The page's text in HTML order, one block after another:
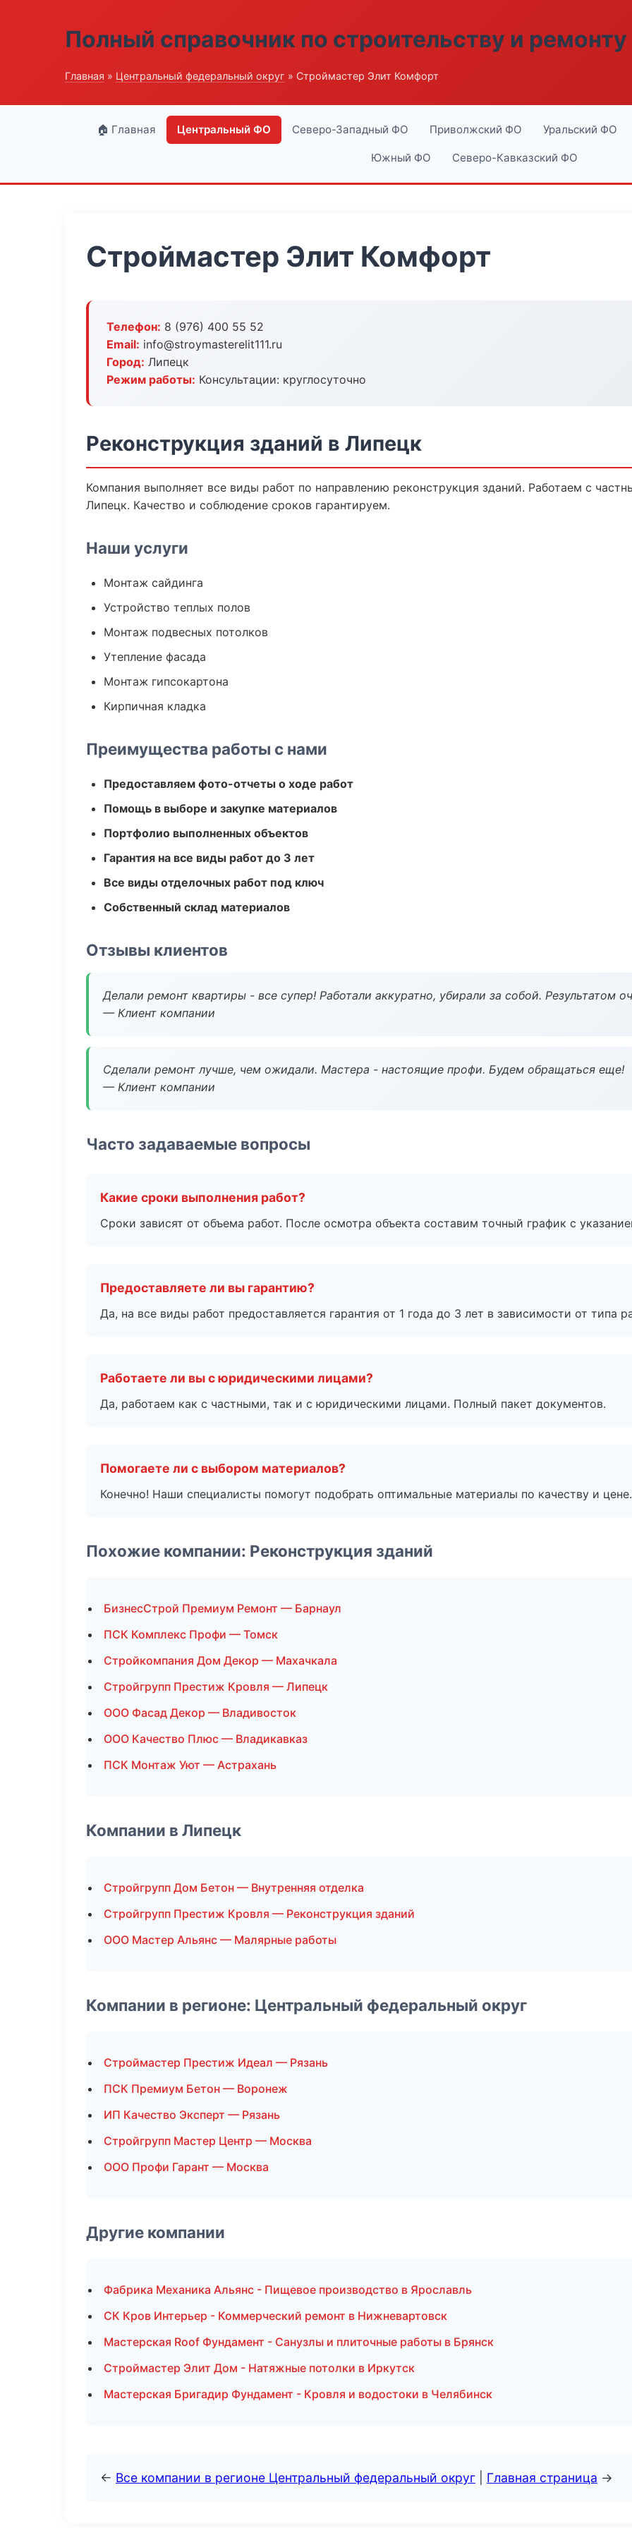
Полный справочник по строительству и ремонту
Главная » Центральный федеральный округ » Строймастер Элит Комфорт
🏠 Главная Центральный ФО Северо-Западный ФО Приволжский ФО Уральский ФО
Южный ФО Северо-Кавказский ФО
Строймастер Элит Комфорт
Телефон: 8 (976) 400 55 52
Email: info@stroymasterelit111.ru
Город: Липецк
Режим работы: Консультации: круглосуточно
Реконструкция зданий в Липецк
Компания выполняет все виды работ по направлению реконструкция зданий. Работаем с
Липецк. Качество и соблюдение сроков гарантируем.
Наши услуги
Монтаж сайдинга
Устройство теплых полов
Монтаж подвесных потолков
Утепление фасада
Монтаж гипсокартона
Кирпичная кладка
Преимущества работы с нами
Предоставляем фото-отчеты о ходе работ
Помощь в выборе и закупке материалов
Портфолио выполненных объектов
Гарантия на все виды работ до 3 лет
Все виды отделочных работ под ключ
Собственный склад материалов
Отзывы клиентов
Делали ремонт квартиры - все супер! Работали аккуратно, убирали за собой. Результатом
— Клиент компании
Сделали ремонт лучше, чем ожидали. Мастера - настоящие профи. Будем обращаться еще!
— Клиент компании
Часто задаваемые вопросы
Какие сроки выполнения работ?
Сроки зависят от объема работ. После осмотра объекта составим точный график с
Предоставляете ли вы гарантию?
Да, на все виды работ предоставляется гарантия от 1 года до 3 лет в зависимости от типа
Работаете ли вы с юридическими лицами?
Да, работаем как с частными, так и с юридическими лицами. Полный пакет документов.
Помогаете ли с выбором материалов?
Конечно! Наши специалисты помогут подобрать оптимальные материалы по качеству и цене.
Похожие компании: Реконструкция зданий
БизнесСтрой Премиум Ремонт — Барнаул
ПСК Комплекс Профи — Томск
Стройкомпания Дом Декор — Махачкала
Стройгрупп Престиж Кровля — Липецк
ООО Фасад Декор — Владивосток
ООО Качество Плюс — Владикавказ
ПСК Монтаж Уют — Астрахань
Компании в Липецк
Стройгрупп Дом Бетон — Внутренняя отделка
Стройгрупп Престиж Кровля — Реконструкция зданий
ООО Мастер Альянс — Малярные работы
Компании в регионе: Центральный федеральный округ
Строймастер Престиж Идеал — Рязань
ПСК Премиум Бетон — Воронеж
ИП Качество Эксперт — Рязань
Стройгрупп Мастер Центр — Москва
ООО Профи Гарант — Москва
Другие компании
Фабрика Механика Альянс - Пищевое производство в Ярославль
СК Кров Интерьер - Коммерческий ремонт в Нижневартовск
Мастерская Roof Фундамент - Санузлы и плиточные работы в Брянск
Строймастер Элит Дом - Натяжные потолки в Иркутск
Мастерская Бригадир Фундамент - Кровля и водостоки в Челябинск
← Все компании в регионе Центральный федеральный округ Главная страница →